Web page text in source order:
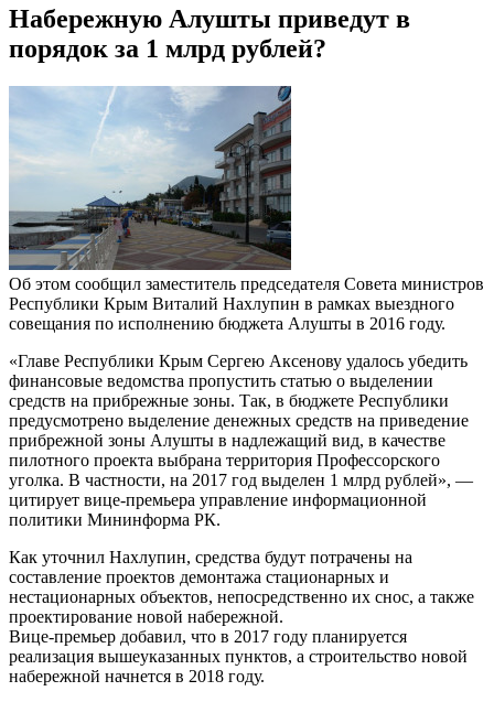
Набережную Алушты приведут в
порядок за 1 млрд рублей?
Об этом сообщил заместитель председателя Совета министров
Республики Крым Виталий Нахлупин в рамках выездного
совещания по исполнению бюджета Алушты в 2016 году.
«Главе Республики Крым Сергею Аксенову удалось убедить
финансовые ведомства пропустить статью о выделении
средств на прибрежные зоны. Так, в бюджете Республики
предусмотрено выделение денежных средств на приведение
прибрежной зоны Алушты в надлежащий вид, в качестве
пилотного проекта выбрана территория Профессорского
уголка. В частности, на 2017 год выделен 1 млрд рублей», —
цитирует вице-премьера управление информационной
политики Мининформа РК.
Как уточнил Нахлупин, средства будут потрачены на
составление проектов демонтажа стационарных и
нестационарных объектов, непосредственно их снос, а также
проектирование новой набережной.
Вице-премьер добавил, что в 2017 году планируется
реализация вышеуказанных пунктов, а строительство новой
набережной начнется в 2018 году.